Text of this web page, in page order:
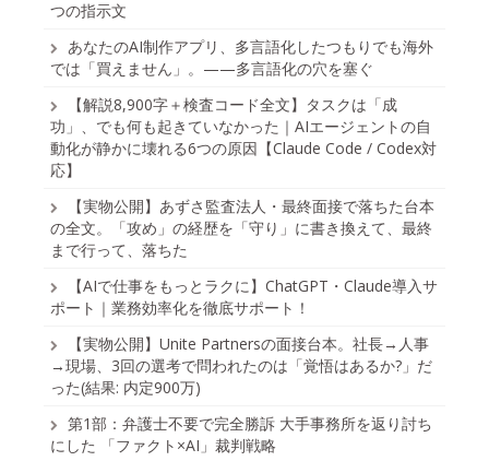
つの指示文
あなたのAI制作アプリ、多言語化したつもりでも海外
では「買えません」。——多言語化の穴を塞ぐ
【解説8,900字＋検査コード全文】タスクは「成
功」、でも何も起きていなかった｜AIエージェントの自
動化が静かに壊れる6つの原因【Claude Code / Codex対
応】
【実物公開】あずさ監査法人・最終面接で落ちた台本
の全文。「攻め」の経歴を「守り」に書き換えて、最終
まで行って、落ちた
【AIで仕事をもっとラクに】ChatGPT・Claude導入サ
ポート｜業務効率化を徹底サポート！
【実物公開】Unite Partnersの面接台本。社長→人事
→現場、3回の選考で問われたのは「覚悟はあるか?」だ
った(結果: 内定900万)
第1部：弁護士不要で完全勝訴 大手事務所を返り討ち
にした 「ファクト×AI」裁判戦略